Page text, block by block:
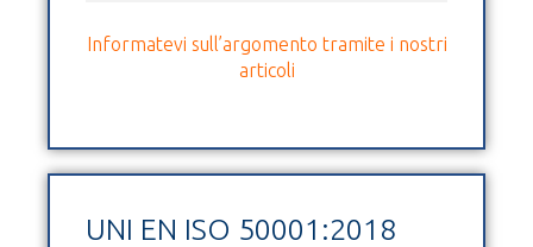
Informatevi sull’argomento tramite i nostri
articoli
UNI EN ISO 50001:2018